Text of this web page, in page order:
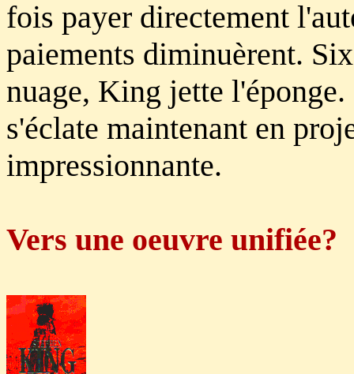
fois payer directement
paiements diminuèrent.
nuage, King jette
s'éclate maintenant en
impressionnante.
Vers une oeuvre unifiée?